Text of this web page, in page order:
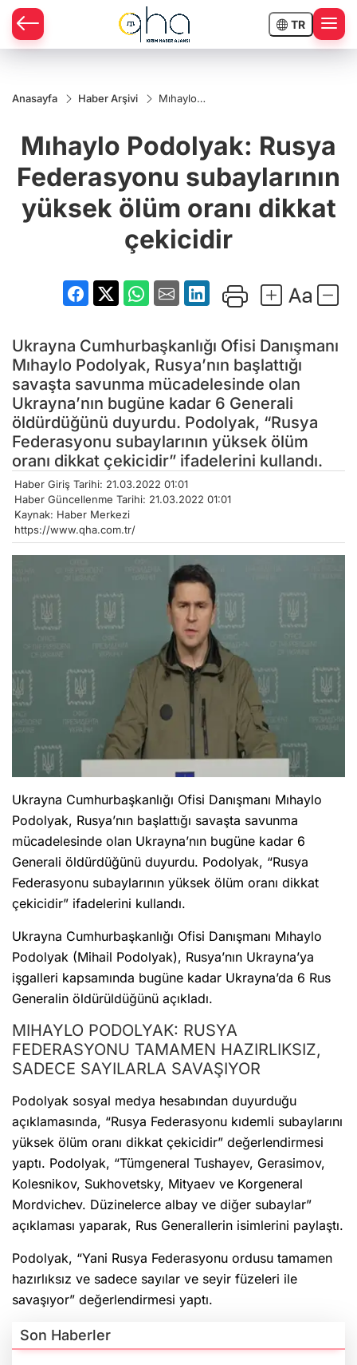
TR
Anasayfa Haber Arşivi
Mıhaylo
Federasyonu
subaylarının
yüksek ölüm
oranı dikkat
çekicidir
Mıhaylo Podolyak: Rusya
Federasyonu subaylarının
yüksek ölüm oranı dikkat
çekicidir
Ukrayna Cumhurbaşkanlığı Ofisi Danışmanı
Mıhaylo Podolyak, Rusya’nın başlattığı
savaşta savunma mücadelesinde olan
Ukrayna’nın bugüne kadar 6 Generali
öldürdüğünü duyurdu. Podolyak, “Rusya
Federasyonu subaylarının yüksek ölüm
oranı dikkat çekicidir” ifadelerini kullandı.
Haber Giriş Tarihi: 21.03.2022 01:01
Haber Güncellenme Tarihi: 21.03.2022 01:01
Kaynak: Haber Merkezi
https://www.qha.com.tr/
Ukrayna Cumhurbaşkanlığı Ofisi Danışmanı Mıhaylo
Podolyak, Rusya’nın başlattığı savaşta savunma
mücadelesinde olan Ukrayna’nın bugüne kadar 6
Generali öldürdüğünü duyurdu. Podolyak, “Rusya
Federasyonu subaylarının yüksek ölüm oranı dikkat
çekicidir” ifadelerini kullandı.
Ukrayna Cumhurbaşkanlığı Ofisi Danışmanı Mıhaylo
Podolyak (Mihail Podolyak), Rusya’nın Ukrayna’ya
işgalleri kapsamında bugüne kadar Ukrayna’da 6 Rus
Generalin öldürüldüğünü açıkladı.
MIHAYLO PODOLYAK: RUSYA
FEDERASYONU TAMAMEN HAZIRLIKSIZ,
SADECE SAYILARLA SAVAŞIYOR
Podolyak sosyal medya hesabından duyurduğu
açıklamasında, “Rusya Federasyonu kıdemli subaylarını
yüksek ölüm oranı dikkat çekicidir” değerlendirmesi
yaptı. Podolyak, “Tümgeneral Tushayev, Gerasimov,
Kolesnikov, Sukhovetsky, Mityaev ve Korgeneral
Mordvichev. Düzinelerce albay ve diğer subaylar”
açıklaması yaparak, Rus Generallerin isimlerini paylaştı.
Podolyak, “Yani Rusya Federasyonu ordusu tamamen
hazırlıksız ve sadece sayılar ve seyir füzeleri ile
savaşıyor” değerlendirmesi yaptı.
Son Haberler